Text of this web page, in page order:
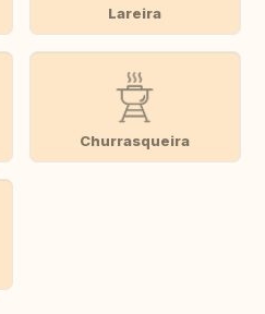
Lareira
Churrasqueira